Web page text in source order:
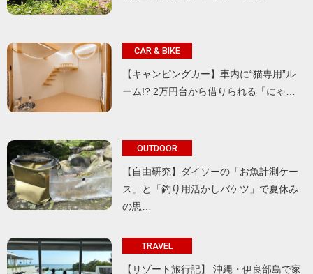
CAR & BIKE
【キャンピングカー】車内に“猫専用”ル
ーム!? 2万円台から借りられる「にゃ…
OUTDOOR
【自由研究】ダイソーの「お魚計測ケー
ス」と「釣り用活かしバケツ」で夏休み
の思…
TRAVEL
【リゾート旅行記】 沖縄・伊良部島で家